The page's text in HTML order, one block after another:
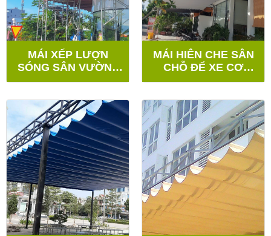
MÁI XẾP LƯỢN
SÓNG SÂN VƯỜN -
QUẬN NGŨ HÀNH
MÁI HIÊN CHE SÂN
CHỖ ĐỂ XE CƠ
QUAN - QUẬN